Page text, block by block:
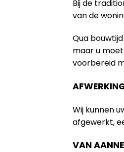
Bij de
van de
Qua
maar u
voorbereid
Wij kunnen
afgewerkt,
VAN